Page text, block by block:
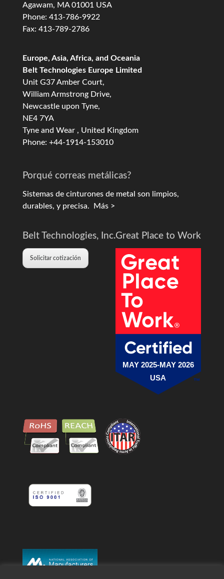
Agawam, MA 01001 USA
Phone: 413-786-9922
Fax: 413-789-2786
Europe, Asia, Africa, and Oceania
Belt Technologies Europe Limited
Unit G37 Amber Court,
William Armstrong Drive,
Newcastle upon Tyne,
NE4 7YA
Tyne and Wear , United Kingdom
Phone: +44-1914-153010
Porqué correas metálicas?
Sistemas de cinturones de metal son limpios,
durables, y precisa. Más >
Belt Technologies, Inc.
Solicitar cotización
Great Place to Work
MAY 2025-MAY 2026
USA